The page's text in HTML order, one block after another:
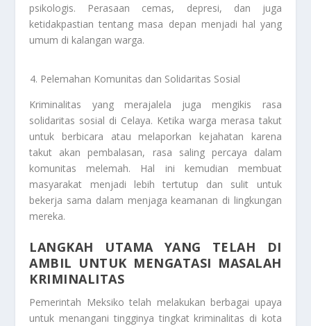
psikologis. Perasaan cemas, depresi, dan juga
ketidakpastian tentang masa depan menjadi hal yang
umum di kalangan warga.
Pelemahan Komunitas dan Solidaritas Sosial
Kriminalitas yang merajalela juga mengikis rasa
solidaritas sosial di Celaya. Ketika warga merasa takut
untuk berbicara atau melaporkan kejahatan karena
takut akan pembalasan, rasa saling percaya dalam
komunitas melemah. Hal ini kemudian membuat
masyarakat menjadi lebih tertutup dan sulit untuk
bekerja sama dalam menjaga keamanan di lingkungan
mereka.
LANGKAH UTAMA YANG TELAH DI
AMBIL UNTUK MENGATASI MASALAH
KRIMINALITAS
Pemerintah Meksiko telah melakukan berbagai upaya
untuk menangani tingginya tingkat kriminalitas di kota